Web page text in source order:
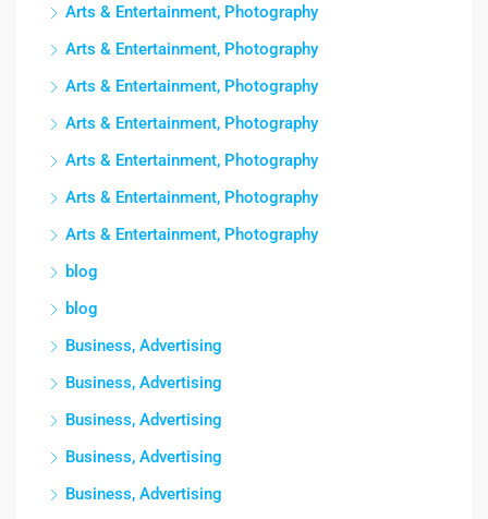
Arts & Entertainment, Photography
Arts & Entertainment, Photography
Arts & Entertainment, Photography
Arts & Entertainment, Photography
Arts & Entertainment, Photography
Arts & Entertainment, Photography
Arts & Entertainment, Photography
blog
blog
Business, Advertising
Business, Advertising
Business, Advertising
Business, Advertising
Business, Advertising